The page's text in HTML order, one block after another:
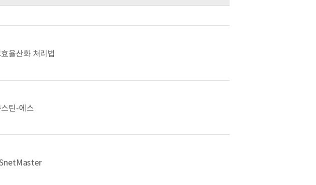
율산화 처리법
틴-에스